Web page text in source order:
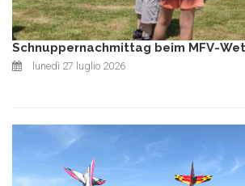
Schnuppernachmittag beim MFV-
lunedì 27 luglio 2026